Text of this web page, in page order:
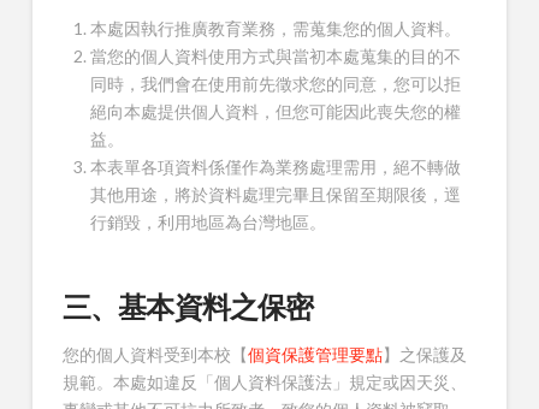
本處因執行推廣教育業務，需蒐集您的個人資料。
當您的個人資料使用方式與當初本處蒐集的目的不
同時，我們會在使用前先徵求您的同意，您可以拒
絕向本處提供個人資料，但您可能因此喪失您的權
益。
本表單各項資料係僅作為業務處理需用，絕不轉做
其他用途，將於資料處理完畢且保留至期限後，逕
行銷毀，利用地區為台灣地區。
三、基本資料之保密
您的個人資料受到本校【個資保護管理要點】之保護及
規範。本處如違反「個人資料保護法」規定或因天災、